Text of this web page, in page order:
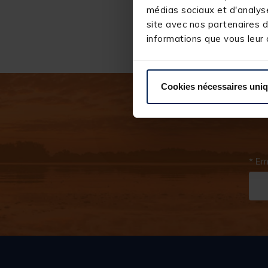
médias sociaux et
site avec nos partenaires
informations que vous
Cookies nécessaires
*